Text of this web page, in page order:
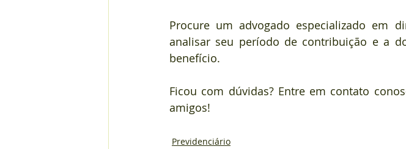
Procure um advogado especializado em
analisar seu período de contribuição e a
benefício.
Ficou com dúvidas? Entre em contato
amigos!
Previdenciário